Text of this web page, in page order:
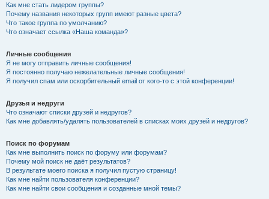
Как мне стать лидером группы?
Почему названия некоторых групп имеют разные цвета?
Что такое группа по умолчанию?
Что означает ссылка «Наша команда»?
Личные сообщения
Я не могу отправить личные сообщения!
Я постоянно получаю нежелательные личные сообщения!
Я получил спам или оскорбительный email от кого-то с этой конференции!
Друзья и недруги
Что означают списки друзей и недругов?
Как мне добавлять/удалять пользователей в списках моих друзей и недругов?
Поиск по форумам
Как мне выполнить поиск по форуму или форумам?
Почему мой поиск не даёт результатов?
В результате моего поиска я получил пустую страницу!
Как мне найти пользователя конференции?
Как мне найти свои сообщения и созданные мной темы?